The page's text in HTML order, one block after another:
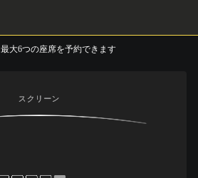
最大6つの座席を予約できます
スクリーン